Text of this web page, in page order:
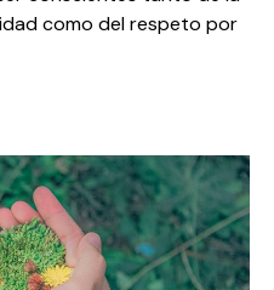
como del respeto por